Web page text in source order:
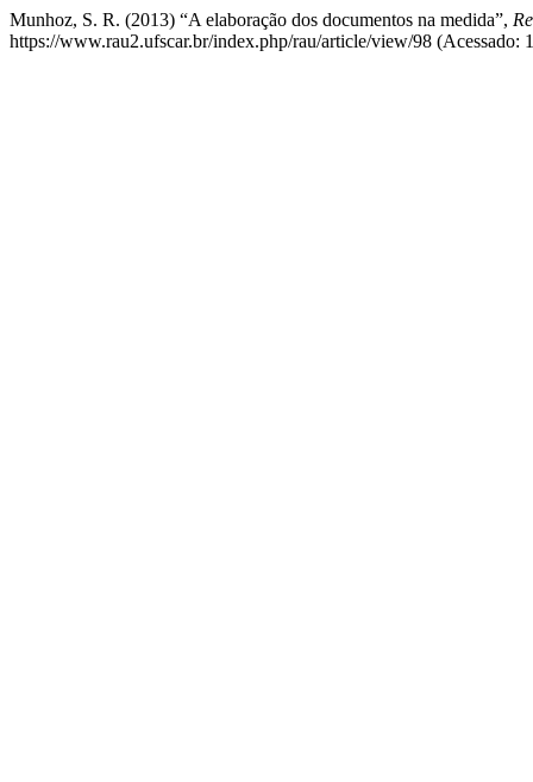
Munhoz, S. R. (2013) “A elaboração dos documentos na medida”,
https://www.rau2.ufscar.br/index.php/rau/article/view/98 (Acessado: